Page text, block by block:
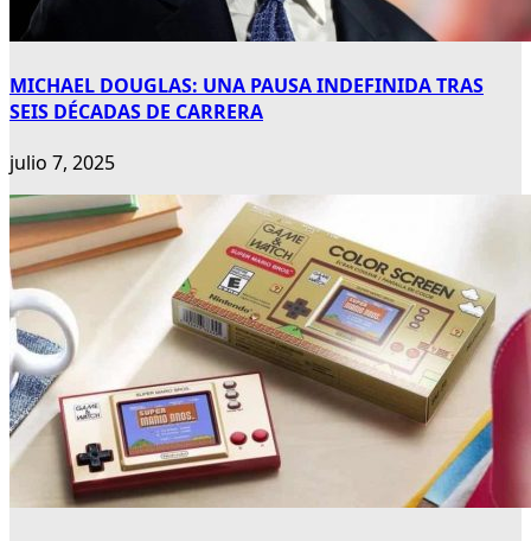
MICHAEL DOUGLAS: UNA PAUSA INDEFINIDA TRAS
SEIS DÉCADAS DE CARRERA
julio 7, 2025